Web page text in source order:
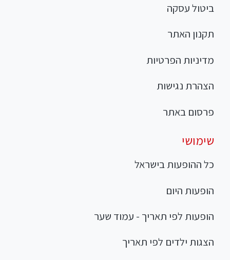
ביטול עסקה
תקנון האתר
מדיניות הפרטיות
הצהרת נגישות
פרסום באתר
שימושי
כל ההופעות בישראל
הופעות היום
הופעות לפי תאריך - עמוד שער
הצגות ילדים לפי תאריך